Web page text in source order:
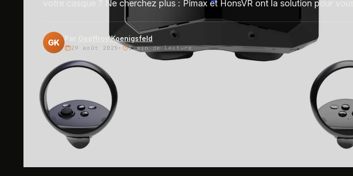
votre casque ? Ne cherchez plus : Pimax et HonsVR ont la solution pour vous.
GK Geoffroy Koenigsfeld
29 août 2025 · 1 minde lecture